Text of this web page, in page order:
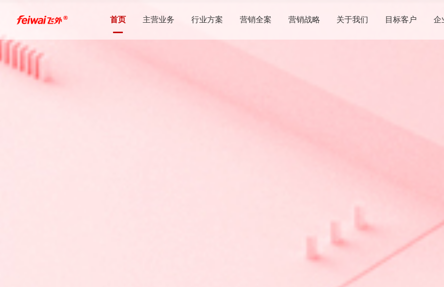
首页 主营业务 行业方案 营销全案 营销战略 关于我们 目标客户 企